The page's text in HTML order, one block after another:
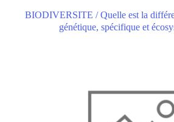
BIODIVERSITE / Quelle est la
génétique, spécifique et